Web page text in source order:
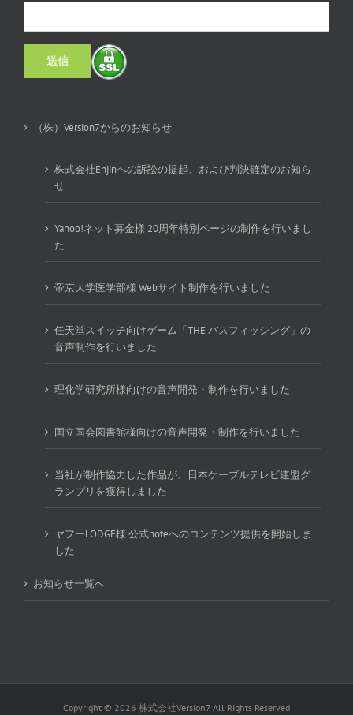
（株）Version7からのお知らせ
株式会社Enjinへの訴訟の提起、および判決確定のお知ら
せ
Yahoo!ネット募金様 20周年特別ページの制作を行いまし
た
帝京大学医学部様 Webサイト制作を行いました
任天堂スイッチ向けゲーム「THE バスフィッシング」の
音声制作を行いました
理化学研究所様向けの音声開発・制作を行いました
国立国会図書館様向けの音声開発・制作を行いました
当社が制作協力した作品が、日本ケーブルテレビ連盟グ
ランプリを獲得しました
ヤフーLODGE様 公式noteへのコンテンツ提供を開始しま
した
お知らせ一覧へ
Copyright © 2026 株式会社Version7 All Rights Reserved